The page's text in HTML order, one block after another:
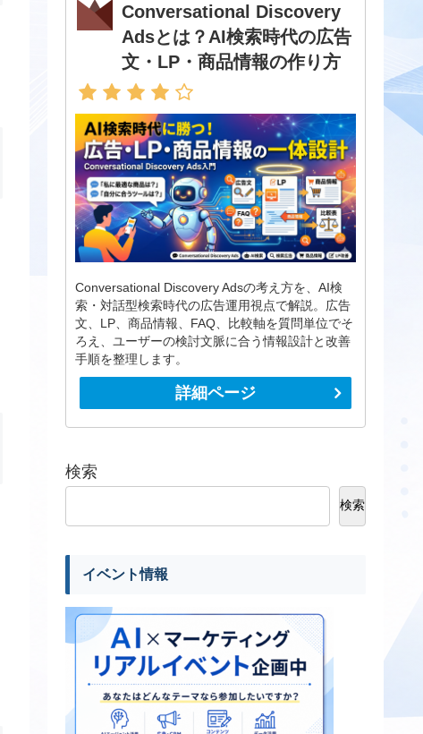
Conversational Discovery
Adsとは？AI検索時代の広告
文・LP・商品情報の作り方
Conversational Discovery Adsの考え方を、AI検
索・対話型検索時代の広告運用視点で解説。広告
文、LP、商品情報、FAQ、比較軸を質問単位でそ
ろえ、ユーザーの検討文脈に合う情報設計と改善
手順を整理します。
詳細ページ
検索
検索
イベント情報